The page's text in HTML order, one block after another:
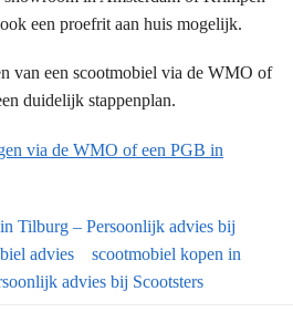
een proefrit aan huis mogelijk.
van een scootmobiel via de WMO of
duidelijk stappenplan.
via de WMO of een PGB in
Tilburg – Persoonlijk advies bij
advies
scootmobiel kopen in
advies bij Scootsters